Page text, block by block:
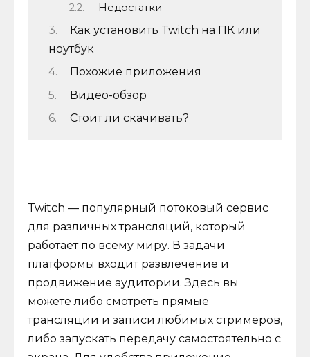
Недостатки
Как установить Twitch на ПК или
ноутбук
Похожие приложения
Видео-обзор
Стоит ли скачивать?
Twitch — популярный потоковый сервис
для различных трансляций, который
работает по всему миру. В задачи
платформы входит развлечение и
продвижение аудитории. Здесь вы
можете либо смотреть прямые
трансляции и записи любимых стримеров,
либо запускать передачу самостоятельно с